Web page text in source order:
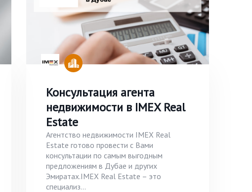
Консультация агента
недвижимости в IMEX Real
Estate
Агентство недвижимости IMEX Real
Estate готово провести с Вами
консультации по самым выгодным
предложениям в Дубае и других
Эмиратах.IMEX Real Estate – это
специализ...